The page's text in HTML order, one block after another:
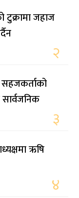
टुक्रामा जहाज
२
सहजकर्ताको
३
ऋषि
४